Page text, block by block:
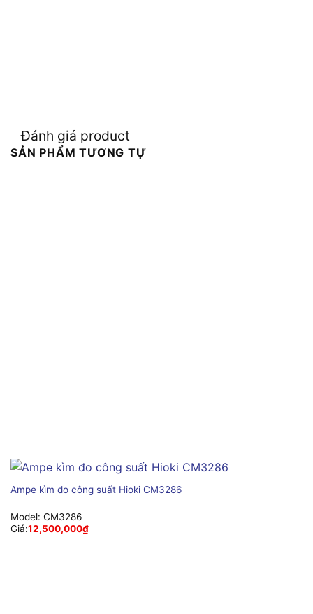
Đánh giá product
SẢN PHẨM TƯƠNG TỰ
Ampe kìm đo công suất Hioki CM3286
Model: CM3286
Giá:12,500,000₫